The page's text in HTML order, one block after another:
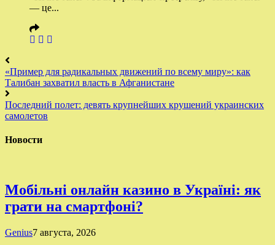
— це...
«Пример для радикальных движений по всему миру»: как
Талибан захватил власть в Афганистане
Последний полет: девять крупнейших крушений украинских
самолетов
Новости
Мобільні онлайн казино в Україні: як
грати на смартфоні?
Genius7 августа, 2026